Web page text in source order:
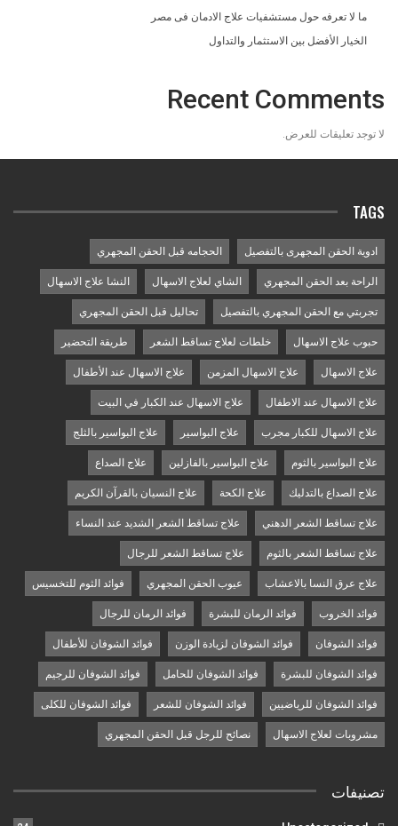
ما لا تعرفه حول مستشفيات علاج الادمان فى مصر
الخيار الأفضل بين الاستثمار والتداول
Recent Comments
لا توجد تعليقات للعرض.
TAGS
ادوية الحقن المجهرى بالتفصيل الحجامه قبل الحقن المجهري
الراحة بعد الحقن المجهري الشاي لعلاج الاسهال النشا علاج الاسهال
تجربتي مع الحقن المجهري بالتفصيل تحاليل قبل الحقن المجهري
حبوب علاج الاسهال خلطات لعلاج تساقط الشعر طريقة التحضير
علاج الاسهال علاج الاسهال المزمن علاج الاسهال عند الأطفال
علاج الاسهال عند الاطفال علاج الاسهال عند الكبار في البيت
علاج الاسهال للكبار مجرب علاج البواسير علاج البواسير بالثلج
علاج البواسير بالثوم علاج البواسير بالفازلين علاج الصداع
علاج الصداع بالتدليك علاج الكحة علاج النسيان بالقرآن الكريم
علاج تساقط الشعر الدهني علاج تساقط الشعر الشديد عند النساء
علاج تساقط الشعر بالثوم علاج تساقط الشعر للرجال
علاج عرق النسا بالاعشاب عيوب الحقن المجهري فوائد الثوم للتخسيس
فوائد الخروب فوائد الرمان للبشرة فوائد الرمان للرجال
فوائد الشوفان فوائد الشوفان لزيادة الوزن فوائد الشوفان للأطفال
فوائد الشوفان للبشرة فوائد الشوفان للحامل فوائد الشوفان للرجيم
فوائد الشوفان للرياضيين فوائد الشوفان للشعر فوائد الشوفان للكلى
مشروبات لعلاج الاسهال نصائح للرجل قبل الحقن المجهري
تصنيفات